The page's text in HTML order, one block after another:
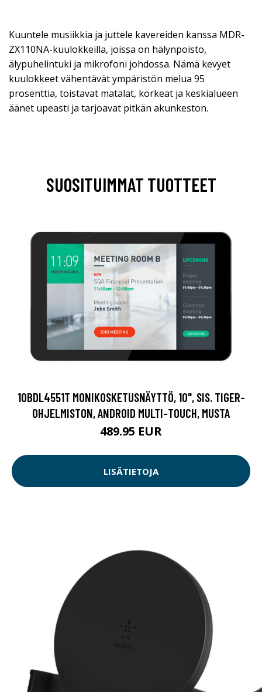
Kuuntele musiikkia ja juttele kavereiden kanssa MDR-
ZX110NA-kuulokkeilla, joissa on hälynpoisto,
älypuhelintuki ja mikrofoni johdossa. Nämä kevyet
kuulokkeet vähentävät ympäristön melua 95
prosenttia, toistavat matalat, korkeat ja keskialueen
äänet upeasti ja tarjoavat pitkän akunkeston.
SUOSITUIMMAT TUOTTEET
10BDL4551T MONIKOSKETUSNÄYTTÖ, 10", SIS. TIGER-
OHJELMISTON, ANDROID MULTI-TOUCH, MUSTA
489.95 EUR
LISÄTIETOJA